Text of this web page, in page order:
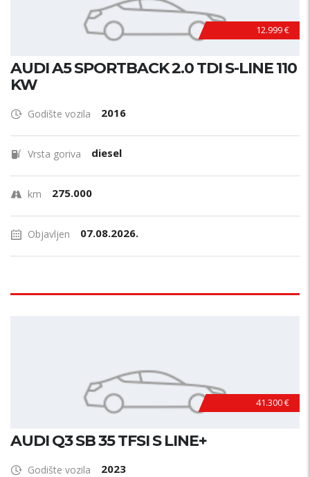
12.999 €
AUDI A5 SPORTBACK 2.0 TDI S-LINE 110
KW
Godište vozila 2016
Vrsta goriva diesel
km 275.000
Objavljen 07.08.2026.
41.300 €
AUDI Q3 SB 35 TFSI S LINE+
Godište vozila 2023